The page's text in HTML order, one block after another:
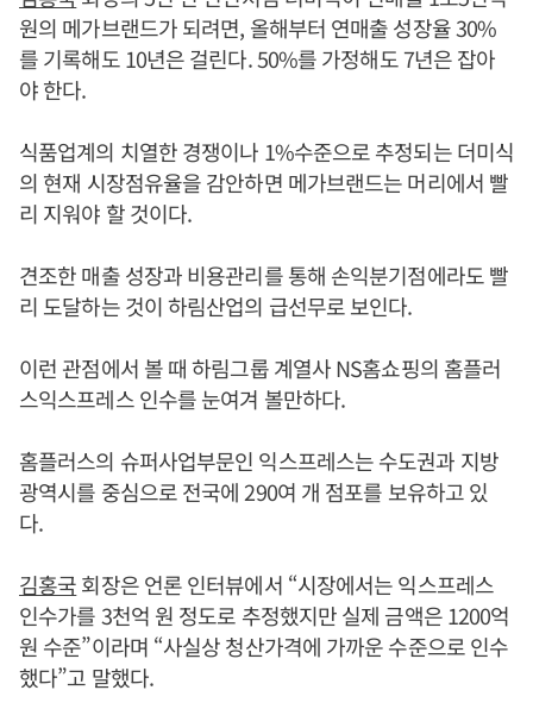
원의 메가브랜드가 되려면, 올해부터 연매출 성장율 30%
를 기록해도 10년은 걸린다. 50%를 가정해도 7년은 잡아
야 한다.
식품업계의 치열한 경쟁이나 1%수준으로 추정되는 더미식
의 현재 시장점유율을 감안하면 메가브랜드는 머리에서 빨
리 지워야 할 것이다.
견조한 매출 성장과 비용관리를 통해 손익분기점에라도 빨
리 도달하는 것이 하림산업의 급선무로 보인다.
이런 관점에서 볼 때 하림그룹 계열사 NS홈쇼핑의 홈플러
스익스프레스 인수를 눈여겨 볼만하다.
홈플러스의 슈퍼사업부문인 익스프레스는 수도권과 지방
광역시를 중심으로 전국에 290여 개 점포를 보유하고 있
다.
김홍국회장은 언론 인터뷰에서 “시장에서는 익스프레스
인수가를 3천억 원 정도로 추정했지만 실제 금액은 1200억
원 수준”이라며 “사실상 청산가격에 가까운 수준으로 인수
했다”고 말했다.